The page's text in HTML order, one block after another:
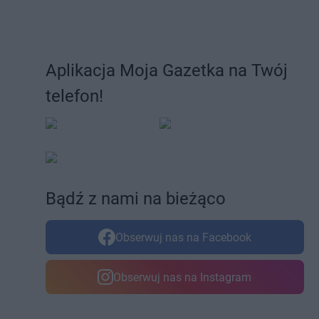
Aplikacja Moja Gazetka na Twój
telefon!
Bądź z nami na bieżąco
Obserwuj nas na Facebook
Obserwuj nas na Instagram